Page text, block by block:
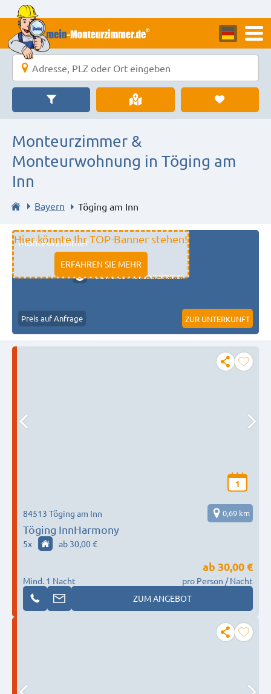
Monteurzimmer &
Monteurwohnung in Töging am
Inn
Bayern Töging am Inn
Hier könnte Ihr TOP-Banner stehen!
ERFAHREN SIE MEHR
Monteurzimmer
11333 fulda
Preiswerte Monteurzimmer
Preis auf Anfrage ZUR UNTERKUNFT
1
Töging InnHarmony
84513 Töging am Inn 0,69 km
5x ab 30,00 €
Mind. 1 Nacht
ab 30,00 €
pro Person / Nacht
ZUM ANGEBOT